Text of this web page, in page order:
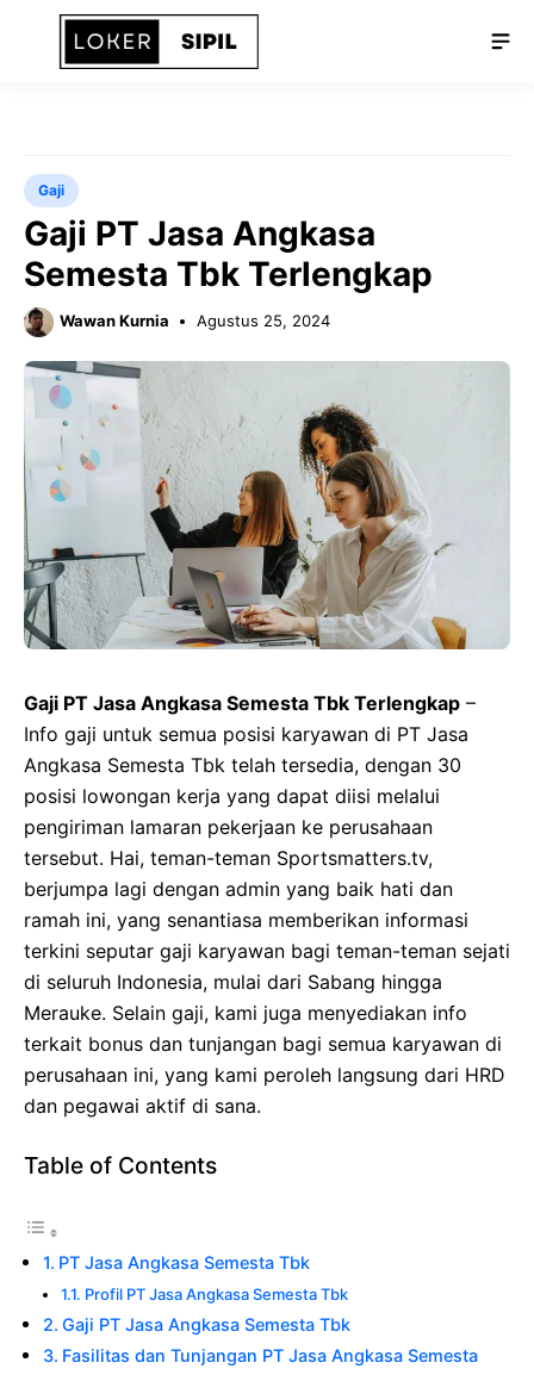
Langsung
Gaji
Gaji PT Jasa Angkasa
Semesta Tbk Terlengkap
Wawan Kurnia Agustus 25, 2024
Gaji PT Jasa Angkasa Semesta Tbk Terlengkap –
Info gaji untuk semua posisi karyawan di PT Jasa
Angkasa Semesta Tbk telah tersedia, dengan 30
posisi lowongan kerja yang dapat diisi melalui
pengiriman lamaran pekerjaan ke perusahaan
tersebut. Hai, teman-teman Sportsmatters.tv,
berjumpa lagi dengan admin yang baik hati dan
ramah ini, yang senantiasa memberikan informasi
terkini seputar gaji karyawan bagi teman-teman sejati
di seluruh Indonesia, mulai dari Sabang hingga
Merauke. Selain gaji, kami juga menyediakan info
terkait bonus dan tunjangan bagi semua karyawan di
perusahaan ini, yang kami peroleh langsung dari HRD
dan pegawai aktif di sana.
Table of Contents
PT Jasa Angkasa Semesta Tbk
Profil PT Jasa Angkasa Semesta Tbk
Gaji PT Jasa Angkasa Semesta Tbk
Fasilitas dan Tunjangan PT Jasa Angkasa Semesta